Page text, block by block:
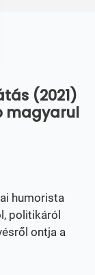
(2021)
magyarul
humorista
politikáról
ontja a